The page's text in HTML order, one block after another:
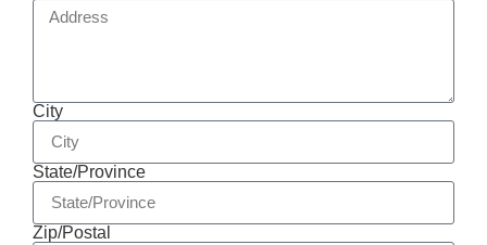
City
State/Province
Zip/Postal